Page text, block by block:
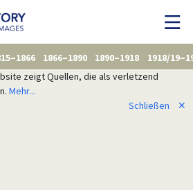
1866–1890 1890–1918
1918/
zeigt Quellen, die als verletzend
Mehr...
Schließen
✕